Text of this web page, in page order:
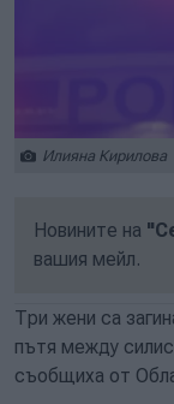
Илияна Кирилова
Новините на
вашия мейл.
Три жени са
пътя между
съобщиха от